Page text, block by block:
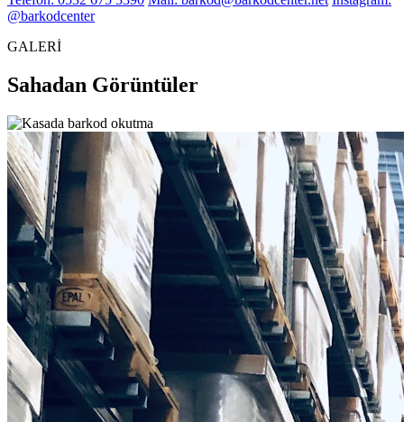
@barkodcenter
GALERİ
Sahadan Görüntüler